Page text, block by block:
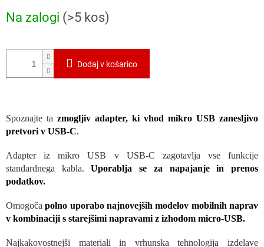
mere:
Na zalogi (>5 kos)
Dodaj v košarico
Spoznajte ta zmogljiv adapter, ki vhod mikro USB zanesljivo
pretvori v USB-C.
Adapter iz mikro USB v USB-C zagotavlja vse funkcije
standardnega kabla.Uporablja se za napajanje in prenos
podatkov.
Omogočapolno uporabo najnovejših modelov mobilnih naprav
v kombinaciji s starejšimi napravami z izhodom micro-USB.
Najkakovostnejši materiali in vrhunska tehnologija izdelave